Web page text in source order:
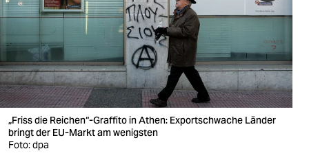
nord
wahrheit
verlag
verlag
veranstaltungen
„Friss die Reichen“-Graffito in Athen: Exportschwache Länder
bringt der EU-Markt am wenigsten
Foto: dpa